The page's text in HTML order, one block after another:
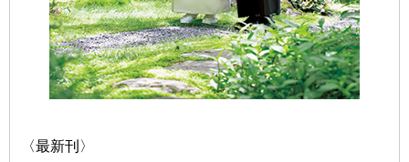
〈最新刊〉